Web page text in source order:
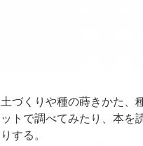
土づくりや種の蒔きかた、
ットで調べてみたり、本を
りする。